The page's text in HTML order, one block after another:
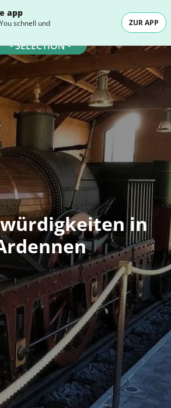
app
schnell und
ZUR APP
- SELECTION -
in